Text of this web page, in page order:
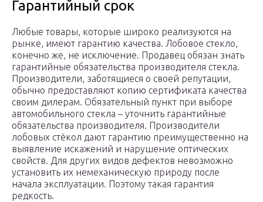
Гарантийный срок
Любые товары, которые широко реализуются на
рынке, имеют гарантию качества. Лобовое стекло,
конечно же, не исключение. Продавец обязан знать
гарантийные обязательства производителя стекла.
Производители, заботящиеся о своей репутации,
обычно предоставляют копию сертификата качества
своим дилерам. Обязательный пункт при выборе
автомобильного стекла – уточнить гарантийные
обязательства производителя. Производители
лобовых стёкол дают гарантию преимущественно на
выявление искажений и нарушение оптических
свойств. Для других видов дефектов невозможно
установить их немеханическую природу после
начала эксплуатации. Поэтому такая гарантия
редкость.